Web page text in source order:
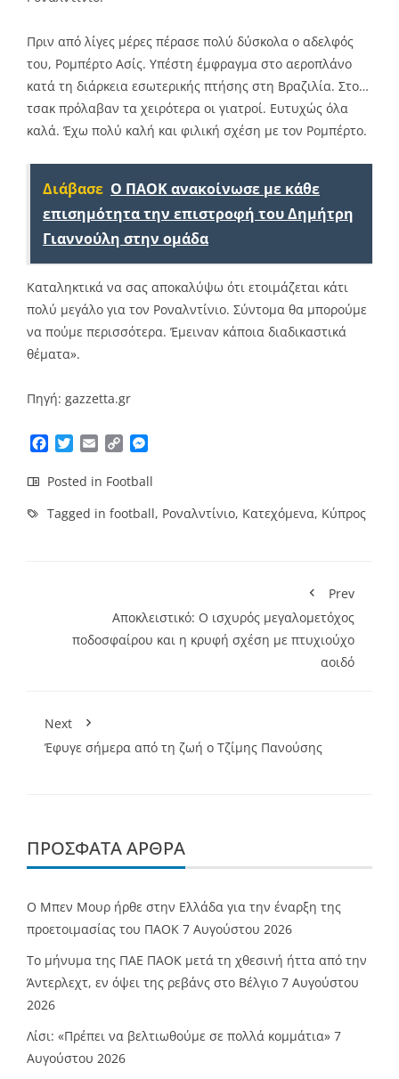
Πριν από λίγες μέρες πέρασε πολύ δύσκολα ο αδελφός
του, Ρομπέρτο Ασίς. Υπέστη έμφραγμα στο αεροπλάνο
κατά τη διάρκεια εσωτερικής πτήσης στη Βραζιλία. Στο…
τσακ πρόλαβαν τα χειρότερα οι γιατροί. Ευτυχώς όλα
καλά. Έχω πολύ καλή και φιλική σχέση με τον Ρομπέρτο.
Διάβασε Ο ΠΑΟΚ ανακοίνωσε με κάθε
επισημότητα την επιστροφή του Δημήτρη
Γιαννούλη στην ομάδα
Καταληκτικά να σας αποκαλύψω ότι ετοιμάζεται κάτι
πολύ μεγάλο για τον Ροναλντίνιο. Σύντομα θα μπορούμε
να πούμε περισσότερα. Έμειναν κάποια διαδικαστικά
θέματα».
Πηγή: gazzetta.gr
Facebook
TwitterEmailCopy
Posted in Football
Tagged in football, Ροναλντίνιο, Κατεχόμενα, Κύπρος
Prev
Αποκλειστικό: Ο ισχυρός μεγαλομετόχος
ποδοσφαίρου και η κρυφή σχέση με πτυχιούχο
αοιδό
Next
Έφυγε σήμερα από τη ζωή ο Τζίμης Πανούσης
ΠΡΌΣΦΑΤΑ ΆΡΘΡΑ
O Mπεν Μουρ ήρθε στην Ελλάδα για την έναρξη της
προετοιμασίας του ΠΑΟΚ 7 Αυγούστου 2026
Το μήνυμα της ΠΑΕ ΠΑΟΚ μετά τη χθεσινή ήττα από την
Άντερλεχτ, εν όψει της ρεβάνς στο Βέλγιο 7 Αυγούστου
2026
Λίσι: «Πρέπει να βελτιωθούμε σε πολλά κομμάτια» 7
Αυγούστου 2026